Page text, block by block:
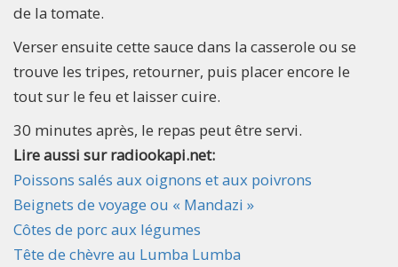
de la tomate.
Verser ensuite cette sauce dans la casserole ou se
trouve les tripes, retourner, puis placer encore le
tout sur le feu et laisser cuire.
30 minutes après, le repas peut être servi.
Lire aussi sur radiookapi.net:
Poissons salés aux oignons et aux poivrons
Beignets de voyage ou « Mandazi »
Côtes de porc aux légumes
Tête de chèvre au Lumba Lumba